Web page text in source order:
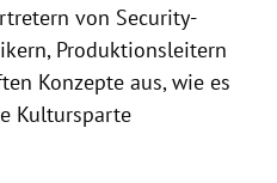
von Security-
Produktionsleitern
Konzepte aus, wie es
Kultursparte